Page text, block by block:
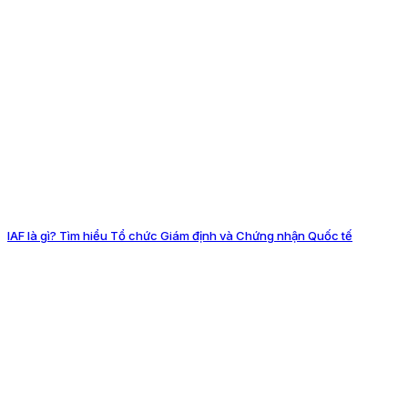
IAF là gì? Tìm hiểu Tổ chức Giám định và Chứng nhận Quốc tế